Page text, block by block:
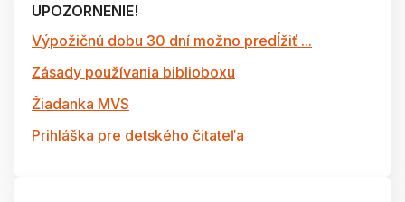
UPOZORNENIE!
Výpožičnú dobu 30 dní možno predĺžiť ...
Zásady používania biblioboxu
Žiadanka MVS
Prihláška pre detského čitateľa